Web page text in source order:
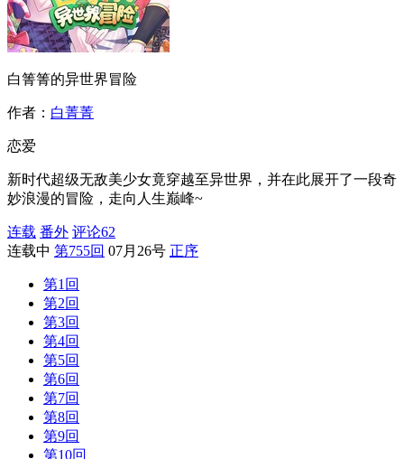
白箐箐的异世界冒险
作者： 白菁菁
恋爱
新时代超级无敌美少女竟穿越至异世界，并在此展开了一段奇
妙浪漫的冒险，走向人生巅峰~
连载 番外 评论62
连载中 第755回 07月26号 正序
第1回
第2回
第3回
第4回
第5回
第6回
第7回
第8回
第9回
第10回